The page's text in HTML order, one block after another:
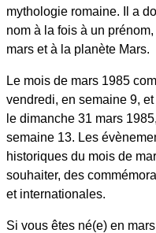
mythologie romaine. Il a
nom à la fois à un
mars et à la planète Mars.
Le mois de mars 1985
vendredi, en semaine 9,
le dimanche 31 mars
semaine 13. Les
historiques du mois de
souhaiter, des
et internationales.
Si vous êtes né(e) en